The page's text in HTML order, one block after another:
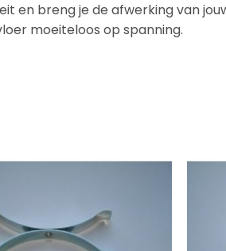
en breng je de afwerking van
moeiteloos op spanning.